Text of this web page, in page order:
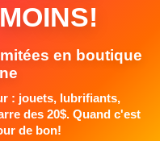
en boutique
: jouets, lubrifiants,
des 20$. Quand c'est
de bon!